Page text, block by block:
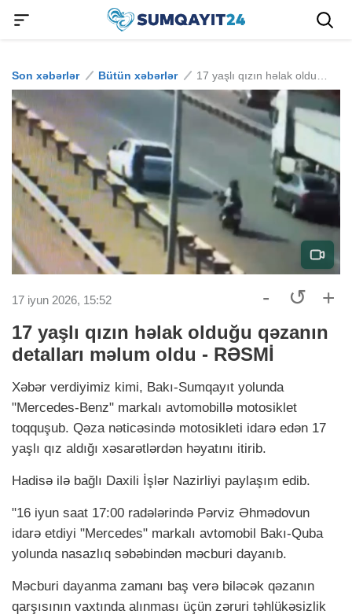
Son xəbərlər Bütün xəbərlər
17 iyun 2026, 15:52 - ↺ +
17 yaşlı qızın həlak olduğu qəzanın
detalları məlum oldu - RƏSMİ
Xəbər verdiyimiz kimi, Bakı-Sumqayıt yolunda
"Mercedes-Benz" markalı avtomobillə motosiklet
toqquşub. Qəza nəticəsində motosikleti idarə edən 17
yaşlı qız aldığı xəsarətlərdən həyatını itirib.
Hadisə ilə bağlı Daxili İşlər Nazirliyi paylaşım edib.
"16 iyun saat 17:00 radələrində Pərviz Əhmədovun
idarə etdiyi "Mercedes" markalı avtomobil Bakı-Quba
yolunda nasazlıq səbəbindən məcburi dayanıb.
Məcburi dayanma zamanı baş verə biləcək qəzanın
qarşısının vaxtında alınması üçün zəruri təhlükəsizlik